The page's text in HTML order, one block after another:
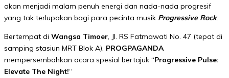
akan menjadi malam penuh energi dan nada-nada progresif
yang tak terlupakan bagi para pecinta musik Progressive Rock.
Bertempat di Wangsa Timoer, Jl. RS Fatmawati No. 47 (tepat di
samping stasiun MRT Blok A), PROGPAGANDA
mempersembahkan acara spesial bertajuk “Progressive Pulse:
Elevate The Night!“